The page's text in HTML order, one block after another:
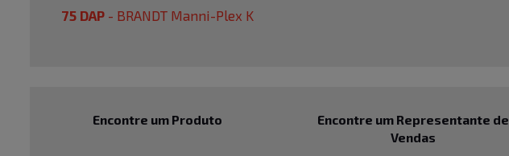
75 DAP - BRANDT Manni-Plex K
Encontre um Produto
Encontre um Representante de
Vendas